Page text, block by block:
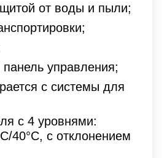
от воды и пыли;
управления;
с системы для
с 4 уровнями:
40°С, с отклонением